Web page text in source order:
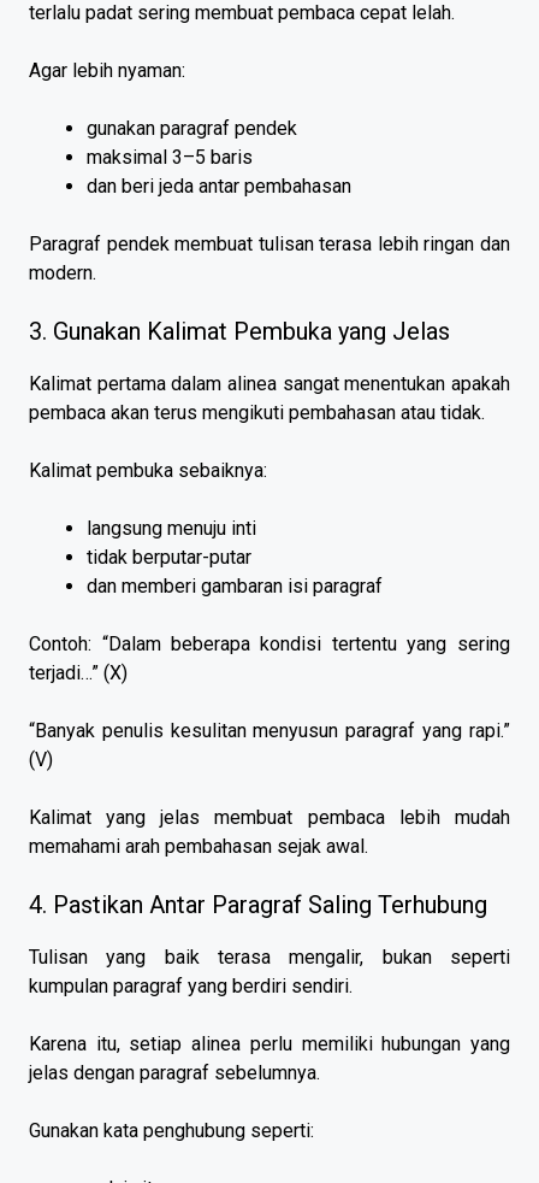
terlalu padat sering membuat pembaca cepat lelah.
Agar lebih nyaman:
gunakan paragraf pendek
maksimal 3–5 baris
dan beri jeda antar pembahasan
Paragraf pendek membuat tulisan terasa lebih ringan dan
modern.
3. Gunakan Kalimat Pembuka yang Jelas
Kalimat pertama dalam alinea sangat menentukan apakah
pembaca akan terus mengikuti pembahasan atau tidak.
Kalimat pembuka sebaiknya:
langsung menuju inti
tidak berputar-putar
dan memberi gambaran isi paragraf
Contoh: “Dalam beberapa kondisi tertentu yang sering
terjadi…” (X)
“Banyak penulis kesulitan menyusun paragraf yang rapi.”
(V)
Kalimat yang jelas membuat pembaca lebih mudah
memahami arah pembahasan sejak awal.
4. Pastikan Antar Paragraf Saling Terhubung
Tulisan yang baik terasa mengalir, bukan seperti
kumpulan paragraf yang berdiri sendiri.
Karena itu, setiap alinea perlu memiliki hubungan yang
jelas dengan paragraf sebelumnya.
Gunakan kata penghubung seperti: